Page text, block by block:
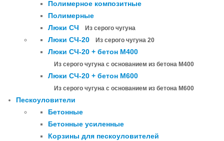
Полимерное композитные
Полимерные
Люки СЧ
Из серого чугуна
Люки СЧ-20 Из серого чугуна 20
Люки СЧ-20 + бетон М400
Из серого чугуна с основанием из бетона М400
Люки СЧ-20 + бетон М600
Из серого чугуна с основанием из бетона М600
Пескоуловители
Бетонные
Бетонные усиленные
Корзины для пескоуловителей